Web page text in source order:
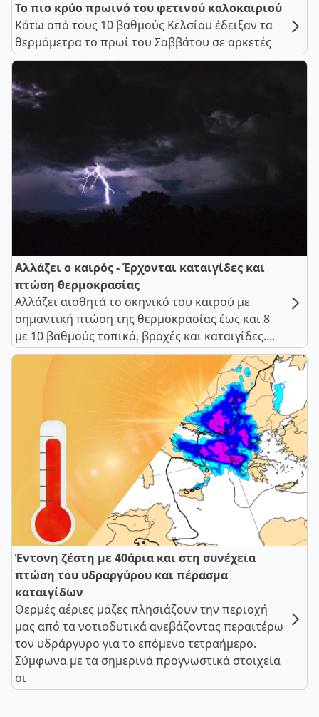
Το πιο κρύο πρωινό του φετινού καλοκαιριού
Κάτω από τους 10 βαθμούς Κελσίου έδειξαν τα
θερμόμετρα το πρωί του Σαββάτου σε αρκετές
Αλλάζει ο καιρός - Έρχονται καταιγίδες και
πτώση θερμοκρασίας
Αλλάζει αισθητά το σκηνικό του καιρού με
σημαντική πτώση της θερμοκρασίας έως και 8
με 10 βαθμούς τοπικά, βροχές και καταιγίδες....
Έντονη ζέστη με 40άρια και στη συνέχεια
πτώση του υδραργύρου και πέρασμα
καταιγίδων
Θερμές αέριες μάζες πλησιάζουν την περιοχή
μας από τα νοτιοδυτικά ανεβάζοντας περαιτέρω
τον υδράργυρο για το επόμενο τετραήμερο.
Σύμφωνα με τα σημερινά προγνωστικά στοιχεία
οι